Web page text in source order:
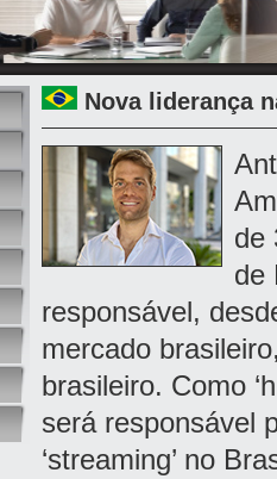
Nova liderança
de
de
responsável,
mercado
brasileiro. Como
será responsável
‘streaming’ no